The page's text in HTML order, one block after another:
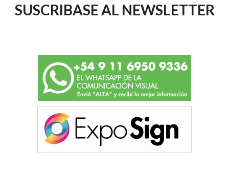
SUSCRIBASE AL NEWSLETTER